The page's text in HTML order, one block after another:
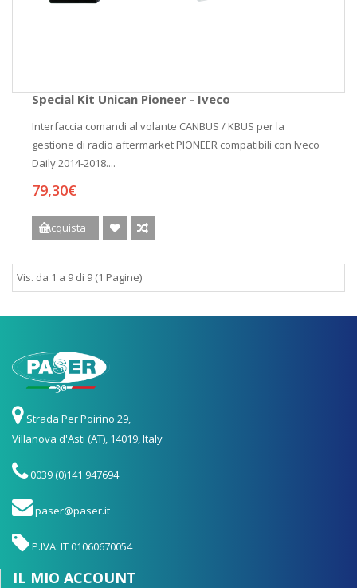
Special Kit Unican Pioneer - Iveco
Interfaccia comandi al volante CANBUS / KBUS per la
gestione di radio aftermarket PIONEER compatibili con Iveco
Daily 2014-2018....
79,30€
Acquista
Vis. da 1 a 9 di 9 (1 Pagine)
Strada Per Poirino 29,
Villanova d'Asti (AT), 14019, Italy
0039 (0)141 947694
paser@paser.it
P.IVA: IT 01060670054
IL MIO ACCOUNT